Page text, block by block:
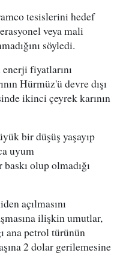
tesislerini hedef
veya mali
söyledi.
enerji fiyatlarını
Hürmüz'ü devre dışı
ikinci çeyrek karının
bir düşüş yaşayıp
uyum
olup olmadığı
açılmasını
ilişkin umutlar,
ana petrol türünün
2 dolar gerilemesine